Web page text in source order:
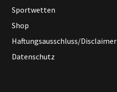
Sportwetten
Shop
Haftungsausschluss/Disclaimer
Datenschutz